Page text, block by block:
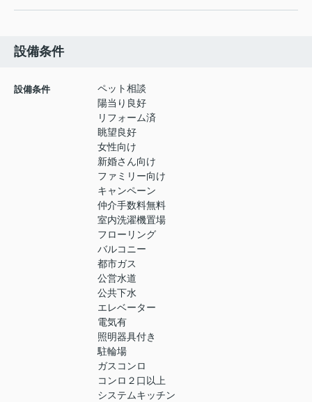
設備条件
設備条件
ペット相談
陽当り良好
リフォーム済
眺望良好
女性向け
新婚さん向け
ファミリー向け
キャンペーン
仲介手数料無料
室内洗濯機置場
フローリング
バルコニー
都市ガス
公営水道
公共下水
エレベーター
電気有
照明器具付き
駐輪場
ガスコンロ
コンロ２口以上
システムキッチン